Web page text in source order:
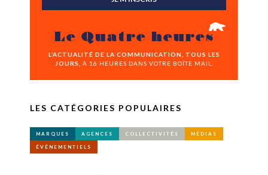
Le Quatre heures
L’ACTUALITÉ DE LA COMMUNICATION, TOUS LES
JOURS,
À 16 HEURES DANS VOTRE BOÎTE MAIL.
LES CATÉGORIES POPULAIRES
MARQUES AGENCES COLLECTIVITÉS MÉDIAS
ÉVÉNEMENTIELS